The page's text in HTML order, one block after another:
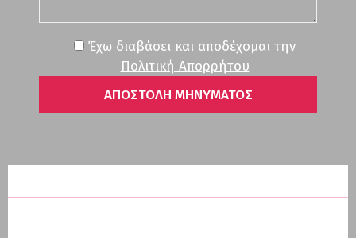
Έχω διαβάσει και αποδέχομαι την
Πολιτική Απορρήτου